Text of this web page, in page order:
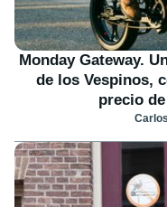
Monday Gateway.
de los Vespinos,
precio